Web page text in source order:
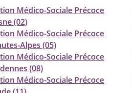
Médico-Sociale Précoce
(02)
Médico-Sociale Précoce
Alpes (05)
Médico-Sociale Précoce
(08)
Médico-Sociale Précoce